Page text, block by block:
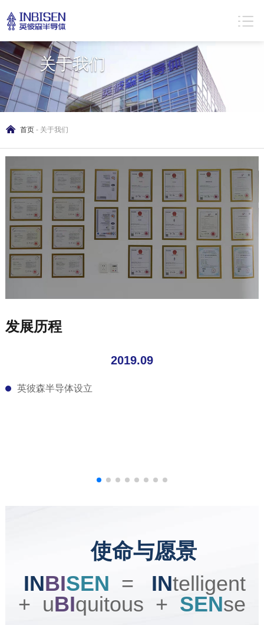
About us
关于我们
首页- 关于我们
发展历程
2019.09
英彼森半导体设立
使命与愿景
INBISEN = INtelligent
+ uBIquitous + SENse